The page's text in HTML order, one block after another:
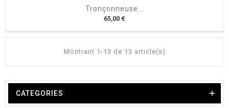
Tronçonneuse...
65,00 €
i
Montrant 1-13 de 13 article(s)
CATEGORIES 